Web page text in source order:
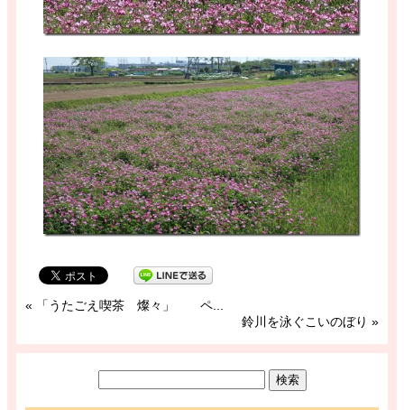
«
「うたごえ喫茶 燦々」 ペ...
鈴川を泳ぐこいのぼり »